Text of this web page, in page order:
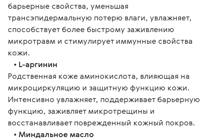
барьерные свойства, уменьшая
трансэпидермальную потерю влаги, увлажняет,
способствует более быстрому заживлению
микротравм и стимулирует иммунные свойства
кожи.
• L-аргинин
Родственная коже аминокислота, влияющая на
микроциркуляцию и защитную функцию кожи.
Интенсивно увлажняет, поддерживает барьерную
функцию, заживляет микротрещины и
восстанавливает поврежденный кожный покров.
• Миндальное масло